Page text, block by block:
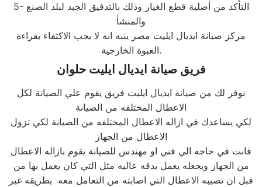
5- التأكد من أصلية قطع الغيار وذلك بالتدقيق الجيد لبلد الصنع
والمنشأ
مركز صيانة ايديال ايليت مصر ينبه انه لا يجب الاكتفاء بقراءة
العبوة الخارجية.
فريق صيانة ايديال ايليت حلوان
نوفر لك من صيانة ايديال ايليت فريق يقوم علي الصيانة لكل
الاعطال المختلفه من الصيانة
لكي يساعدك في ازاله الاعطال المختلفه من الصيانة لكي تزول
الاعطال من الجهاز
فانت في حاجه الي فني او مهندس للصيانة يقوم بازاله الاعطال
من الجهاز ويجعله يعمل بدقه عاليه مثل التي كان يعمل بها من
قبل ان تصيبه الاعطال التي اصابته من التعامل معه بطريقه غير